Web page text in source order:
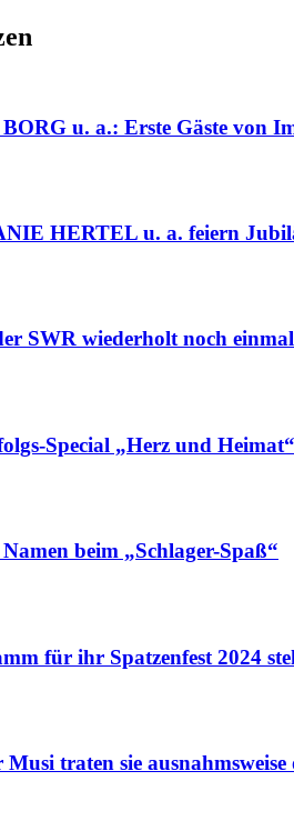
u. a.: Erste Gäste von
HERTEL u. a. feiern
SWR wiederholt noch
Special „Herz und
beim „Schlager-Spaß“
für ihr Spatzenfest 2024
traten sie